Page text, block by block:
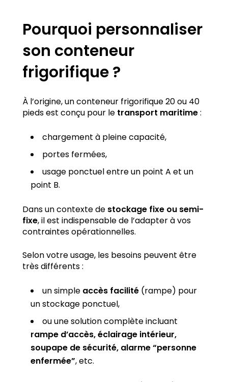
Pourquoi personnaliser
son conteneur
frigorifique ?
À l’origine, un conteneur frigorifique 20 ou 40
pieds est conçu pour letransport maritime:
chargement à pleine capacité,
portes fermées,
usage ponctuel entre un point A et un
point B.
Dans un contexte destockage fixe ou semi-
fixe, il est indispensable de l’adapter à vos
contraintes opérationnelles.
Selon votre usage, les besoins peuvent être
très différents :
un simpleaccès facilité(rampe) pour
un stockage ponctuel,
ou une solution complète incluant
rampe d’accès, éclairage intérieur,
soupape de sécurité, alarme “personne
enfermée”, etc.